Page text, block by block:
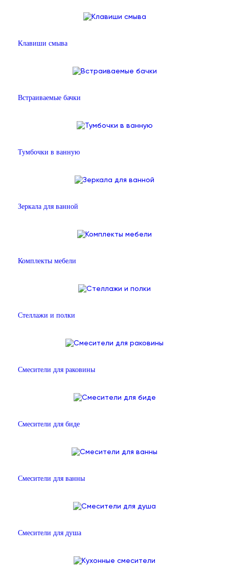
Клавиши смыва
Встраиваемые бачки
Тумбочки в ванную
Зеркала для ванной
Комплекты мебели
Стеллажи и полки
Смесители для раковины
Смесители для биде
Смесители для ванны
Смесители для душа